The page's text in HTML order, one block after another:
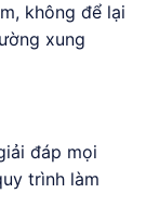
không để lại
xung
đáp mọi
trình làm